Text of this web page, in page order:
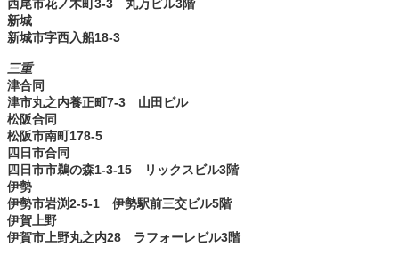
西尾市花ノ木町3-3 丸万ビル3階
新城
新城市字西入船18-3
三重
津合同
津市丸之内養正町7-3 山田ビル
松阪合同
松阪市南町178-5
四日市合同
四日市市鵜の森1-3-15 リックスビル3階
伊勢
伊勢市岩渕2-5-1 伊勢駅前三交ビル5階
伊賀上野
伊賀市上野丸之内28 ラフォーレビル3階